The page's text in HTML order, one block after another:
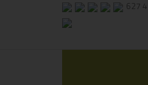
627